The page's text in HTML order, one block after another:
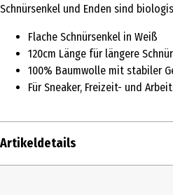
Schnürsenkel und Enden sind
Flache Schnürsenkel in Weiß
120cm Länge für längere
100% Baumwolle mit stabiler
Für Sneaker, Freizeit- und
Artikeldetails